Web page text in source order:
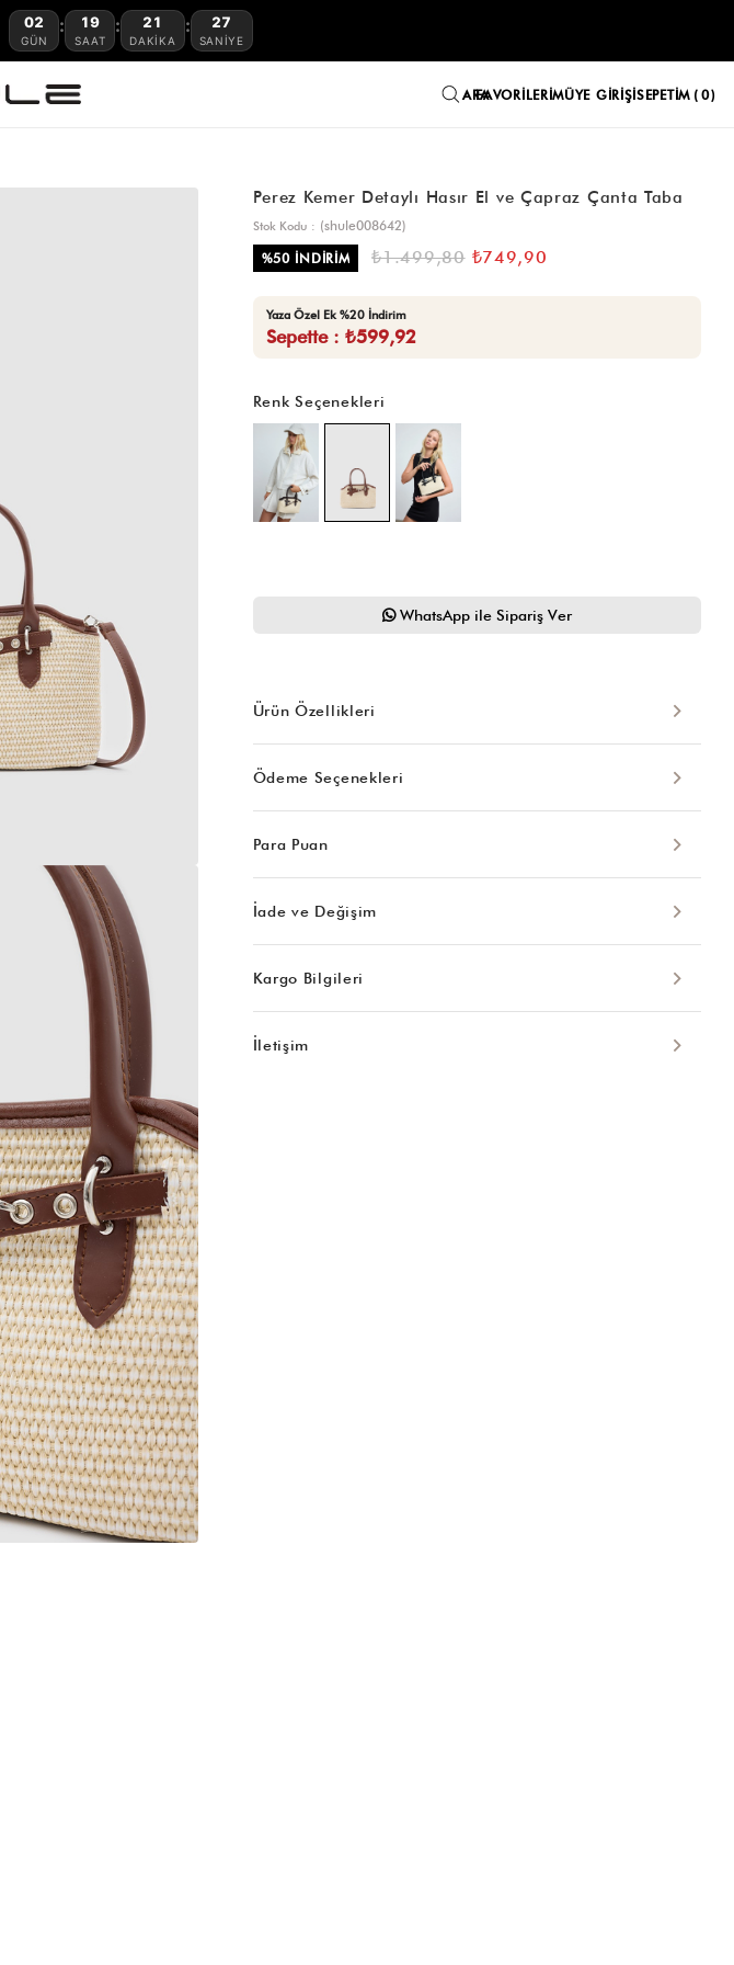
02
GÜN
: 19
SAAT
: 21
DAKIKA
: 26
SANIYE
FAVORILERIMÜYE GIRIŞISEPETIM 0
Perez Kemer Detaylı Hasır El ve Çapraz Çanta Taba
Stok Kodu
(shule008642)
%50İNDIRIM ₺1.499,80 ₺749,90
Yaza Özel Ek %20 İndirim
Sepette : ₺599,92
Renk Seçenekleri
WhatsApp ile Sipariş Ver
Ürün Özellikleri
Ödeme Seçenekleri
Para Puan
İade ve Değişim
Kargo Bilgileri
İletişim